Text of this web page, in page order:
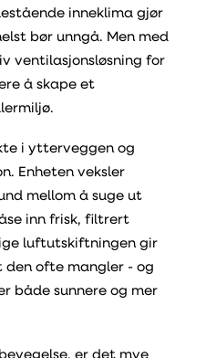
inneklima gjør
bør unngå. Men med
ventilasjonsløsning for
å skape et
i ytterveggen og
Enheten veksler
mellom å suge ut
inn frisk, filtrert
luftutskiftningen gir
den ofte mangler - og
både sunnere og mer